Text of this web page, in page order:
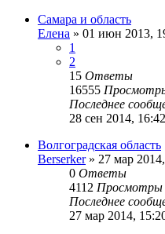
Самара и область
Елена » 01 июн 2013,
1
2
15 Ответы
16555
Последнее
28 сен 2014, 16:42
Волгоградская область
Berserker» 27 мар
0 Ответы
4112 Просмотры
Последнее
27 мар 2014,